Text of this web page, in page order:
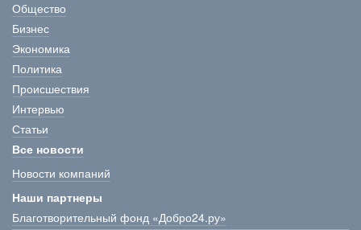
Общество
Бизнес
Экономика
Политика
Происшествия
Интервью
Статьи
Все новости
Новости компаний
Наши партнеры
Благотворительный фонд «Добро24.ру»